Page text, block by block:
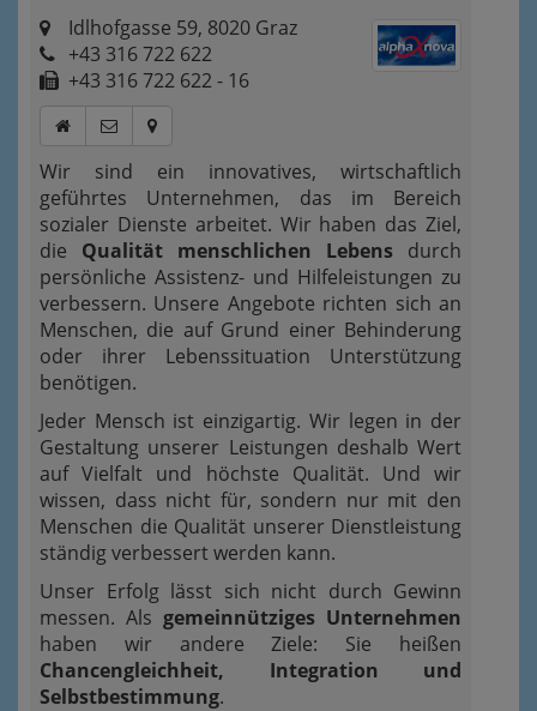
Idlhofgasse 59, 8020 Graz
+43 316 722 622
+43 316 722 622 - 16
Wir sind ein innovatives, wirtschaftlich
geführtes Unternehmen, das im Bereich
sozialer Dienste arbeitet. Wir haben das Ziel,
die Qualität menschlichen Lebens durch
persönliche Assistenz- und Hilfeleistungen zu
verbessern. Unsere Angebote richten sich an
Menschen, die auf Grund einer Behinderung
oder ihrer Lebenssituation Unterstützung
benötigen.
Jeder Mensch ist einzigartig. Wir legen in der
Gestaltung unserer Leistungen deshalb Wert
auf Vielfalt und höchste Qualität. Und wir
wissen, dass nicht für, sondern nur mit den
Menschen die Qualität unserer Dienstleistung
ständig verbessert werden kann.
Unser Erfolg lässt sich nicht durch Gewinn
messen. Als gemeinnütziges Unternehmen
haben wir andere Ziele: Sie heißen
Chancengleichheit, Integration und
Selbstbestimmung.